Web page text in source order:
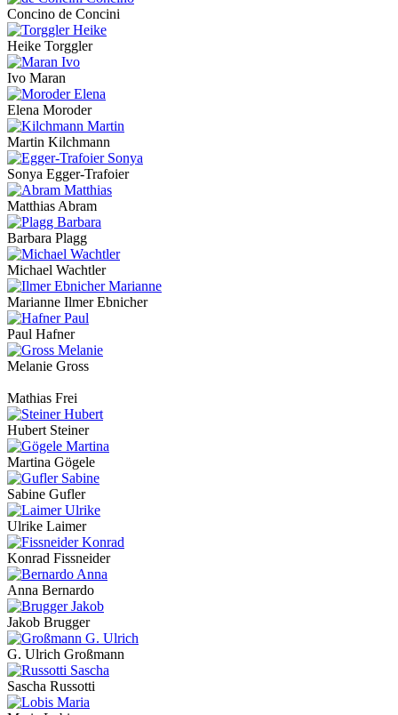
Concino de Concini
Heike Torggler
Ivo Maran
Elena Moroder
Martin Kilchmann
Sonya Egger-Trafoier
Matthias Abram
Barbara Plagg
Michael Wachtler
Marianne Ilmer Ebnicher
Paul Hafner
Melanie Gross
Mathias Frei
Hubert Steiner
Martina Gögele
Sabine Gufler
Ulrike Laimer
Konrad Fissneider
Anna Bernardo
Jakob Brugger
G. Ulrich Großmann
Sascha Russotti